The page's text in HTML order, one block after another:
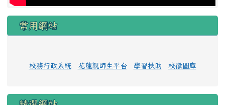
常用網站
校務行政系統 花蓮親師生平台 學習扶助 校徽圖庫